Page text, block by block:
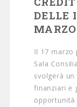
DELLE
Il 17 marzo
Sala
svolgerà
finanziari e
opportunità